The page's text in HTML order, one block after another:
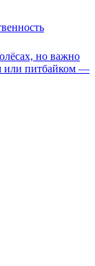
но важно
или питбайком —